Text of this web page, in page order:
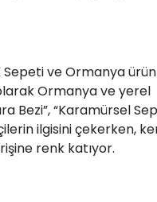
Sepeti ve Ormanya
Ormanya ve yerel
Bezi”, “Karamürsel
ilgisini çekerken,
renk katıyor.